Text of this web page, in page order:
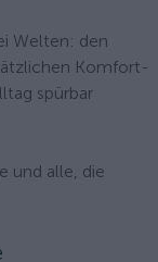
Welten: den
Komfort-
spürbar
und alle, die